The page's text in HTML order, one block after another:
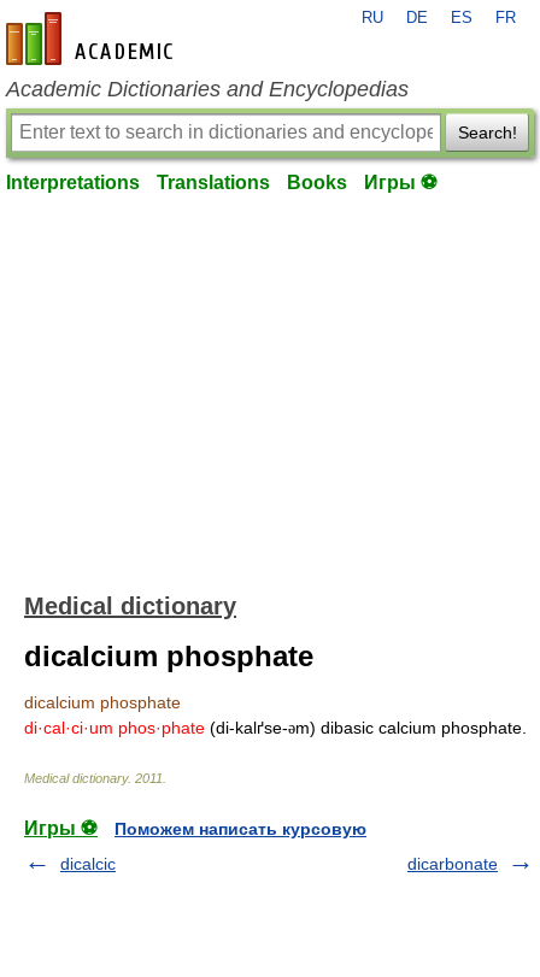
en-academic.com
RU DE ES FR
Academic Dictionaries and Encyclopedias
Search!
Interpretations Translations Books Игры ⚽
Medical dictionary
dicalcium phosphate
dicalcium phosphate
di·cal·ci·um phos·phate (di-kalґse-əm) dibasic calcium phosphate.
Medical dictionary. 2011
Игры ⚽
Поможем написать курсовую
dicalcic
dicarbonate